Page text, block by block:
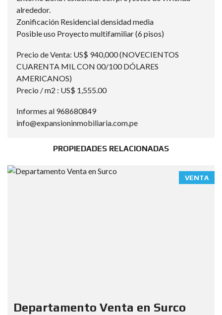
alrededor.
Zonificación Residencial densidad media
Posible uso Proyecto multifamiliar (6 pisos)
Precio de Venta: US$ 940,000 (NOVECIENTOS
CUARENTA MIL CON 00/100 DÓLARES
AMERICANOS)
Precio / m2 : US$ 1,555.00
Informes al 968680849
info@expansioninmobiliaria.com.pe
PROPIEDADES RELACIONADAS
VENTA
Departamento Venta en Surco